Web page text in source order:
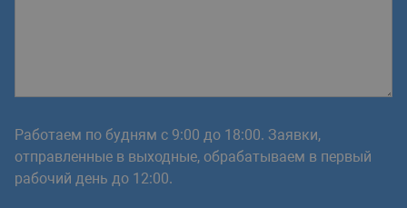
Работаем по будням с 9:00 до 18:00. Заявки,
отправленные в выходные, обрабатываем в первый
рабочий день до 12:00.